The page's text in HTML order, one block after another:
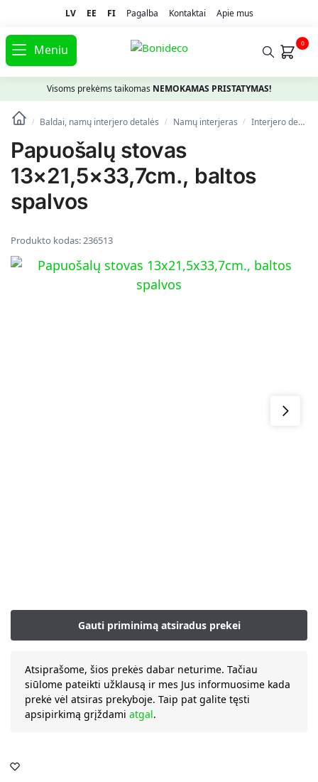
LV EE FI Pagalba Kontaktai Apie mus
Meniu 0
Visoms prekėms taikomas NEMOKAMAS PRISTATYMAS!
/ Baldai, namų interjero detalės / Namų interjeras / Interjero detalės
Papuošalų stovas
13×21,5×33,7cm., baltos
spalvos
Produkto kodas:236513
Atsiprašome, šios prekės dabar neturime. Tačiau
siūlome pateikti užklausą ir mes Jus informuosime kada
prekė vėl atsiras prekyboje. Taip pat galite tęsti
apsipirkimą grįždami atgal.